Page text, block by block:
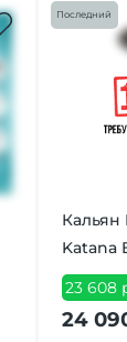
Последний
Кальян
Katana
23 608
24